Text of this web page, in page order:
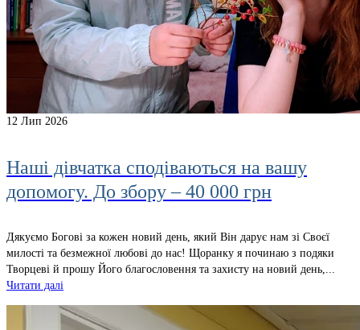
12 Лип 2026
Наші дівчатка сподіваються на вашу
допомогу. До збору – 40 000 грн
Дякуємо Богові за кожен новий день, який Він дарує нам зі Своєї
милості та безмежної любові до нас! Щоранку я починаю з подяки
Творцеві й прошу Його благословення та захисту на новий день,...
Читати далі